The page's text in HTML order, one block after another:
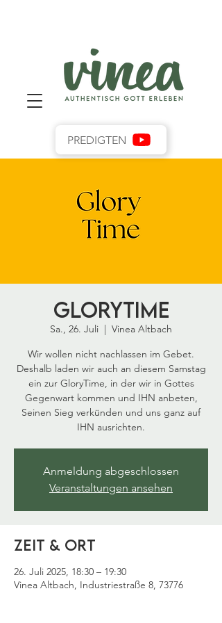
PREDIGTEN
GloryTime
Sa., 26. Juli
  |
Vinea Altbach
Wir wollen nicht nachlassen im Gebet.
Deshalb laden wir auch an diesem Samstag
ein zur GloryTime, in der wir in Gottes
Gegenwart kommen und IHN anbeten,
Seinen Sieg verkünden und uns ganz auf
IHN ausrichten.
Anmeldung abgeschlossen
Veranstaltungen ansehen
Zeit & Ort
26. Juli 2025, 18:30 – 19:30
Vinea Altbach, Industriestraße 8, 73776